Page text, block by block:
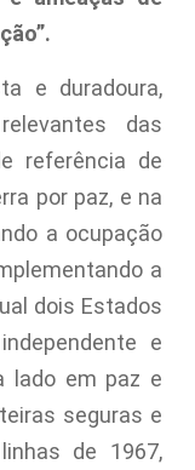
e duradoura,
das
referência de
por paz, e na
a ocupação
a
dois Estados
e
lado em paz e
seguras e
de 1967,